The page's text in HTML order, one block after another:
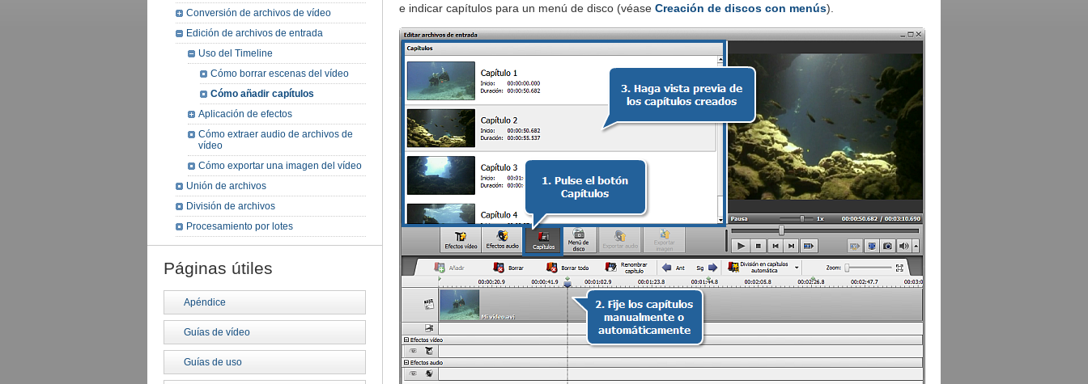
e indicar capítulos para un menú de disco (véase Creación de discos con menús).
Conversión de archivos de vídeo
Edición de archivos de entrada
Uso del Timeline
Cómo borrar escenas del vídeo
Cómo añadir capítulos
Aplicación de efectos
Cómo extraer audio de archivos de
vídeo
Cómo exportar una imagen del vídeo
Unión de archivos
División de archivos
Procesamiento por lotes
Páginas útiles
Apéndice
Guías de vídeo
Guías de uso